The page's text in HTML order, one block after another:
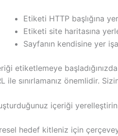
Etiketi HTTP başlığına
Etiketi site haritasına
Sayfanın kendisine yer
etiketlemeye
ile sınırlamanız önemlidir.
içeriği yerelleştirin
hedef kitleniz için